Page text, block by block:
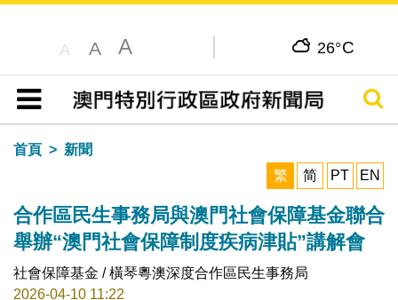
A A A 26°C
目錄
搜尋
首頁
新聞
繁
简 PT EN
合作區民生事務局與澳門社會保障基金聯合
舉辦“澳門社會保障制度疾病津貼”講解會
社會保障基金 / 橫琴粵澳深度合作區民生事務局
2026-04-10 11:22